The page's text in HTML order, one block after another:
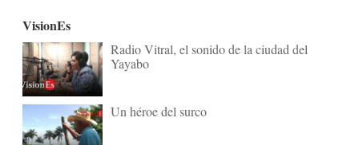
VisionEs
Radio Vitral, el sonido de la ciudad del
Yayabo
Un héroe del surco